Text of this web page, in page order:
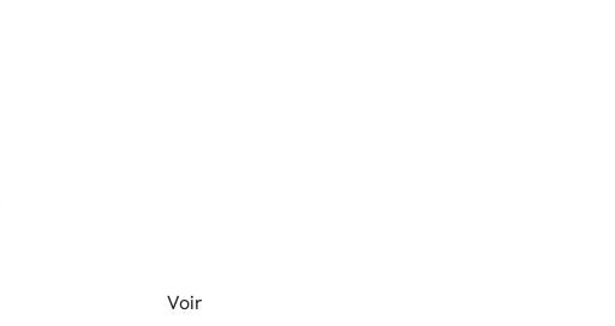
Voir